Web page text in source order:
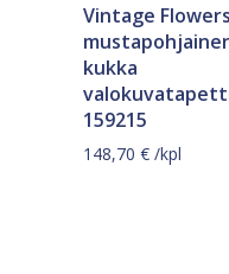
Vintage Flowers
kukka
159215
148,70 € /kpl